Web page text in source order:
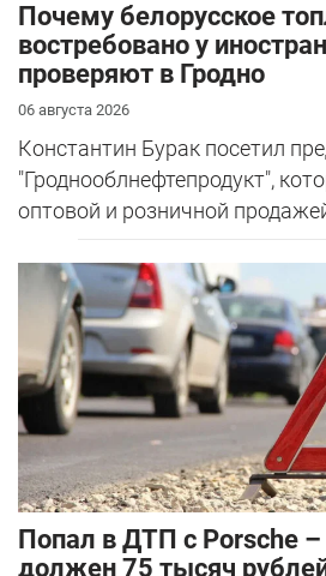
Почему белорусское
востребовано у
проверяют в Гродно
06 августа 2026
Константин Бурак посетил
"Гроднооблнефтепродукт",
оптовой и розничной
​Попал в ДТП с Porsche –
должен 75 тысяч